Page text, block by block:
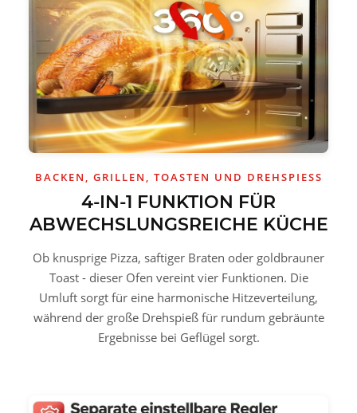
BACKEN, GRILLEN, TOASTEN UND DREHSPIESS
4-IN-1 FUNKTION FÜR
ABWECHSLUNGSREICHE KÜCHE
Ob knusprige Pizza, saftiger Braten oder goldbrauner
Toast - dieser Ofen vereint vier Funktionen. Die
Umluft sorgt für eine harmonische Hitzeverteilung,
während der große Drehspieß für rundum gebräunte
Ergebnisse bei Geflügel sorgt.